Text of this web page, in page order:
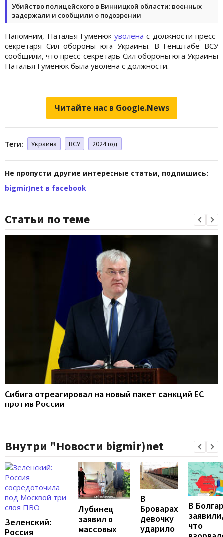
Убийство полицейского в Винницкой области: военных
задержали и сообщили о подозрении
Напомним, Наталья Гуменюк уволена с должности пресс-
секретаря Сил обороны юга Украины. В Генштабе ВСУ
сообщили, что пресс-секретарь Сил обороны юга Украины
Наталья Гуменюк была уволена с должности.
Читайте нас в Google.News
Теги: Украина ВСУ 2024 год
Не пропусти другие интересные статьи, подпишись:
bigmir)net в facebook
Статьи по теме
Сибига отреагировал на новый пакет санкций ЕС
против России
Внутри "Новости bigmir)net
Зеленский:
Россия
Лубинец
заявил о
массовых
В
Броварах
девочку
ударило
В
заявили,
что